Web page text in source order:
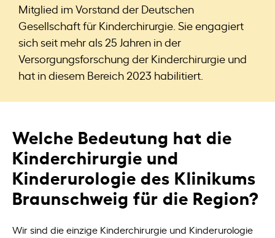
Mitglied im Vorstand der Deutschen
Gesellschaft für Kinderchirurgie. Sie engagiert
sich seit mehr als 25 Jahren in der
Versorgungsforschung der Kinderchirurgie und
hat in diesem Bereich 2023 habilitiert.
Welche Bedeutung hat die
Kinderchirurgie und
Kinderurologie des Klinikums
Braunschweig für die Region?
Wir sind die einzige Kinderchirurgie und Kinderurologie